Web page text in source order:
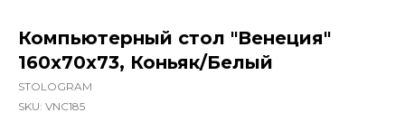
Компьютерный стол "Венеция"
160x70x73, Коньяк/Белый
STOLOGRAM
SKU: VNC185